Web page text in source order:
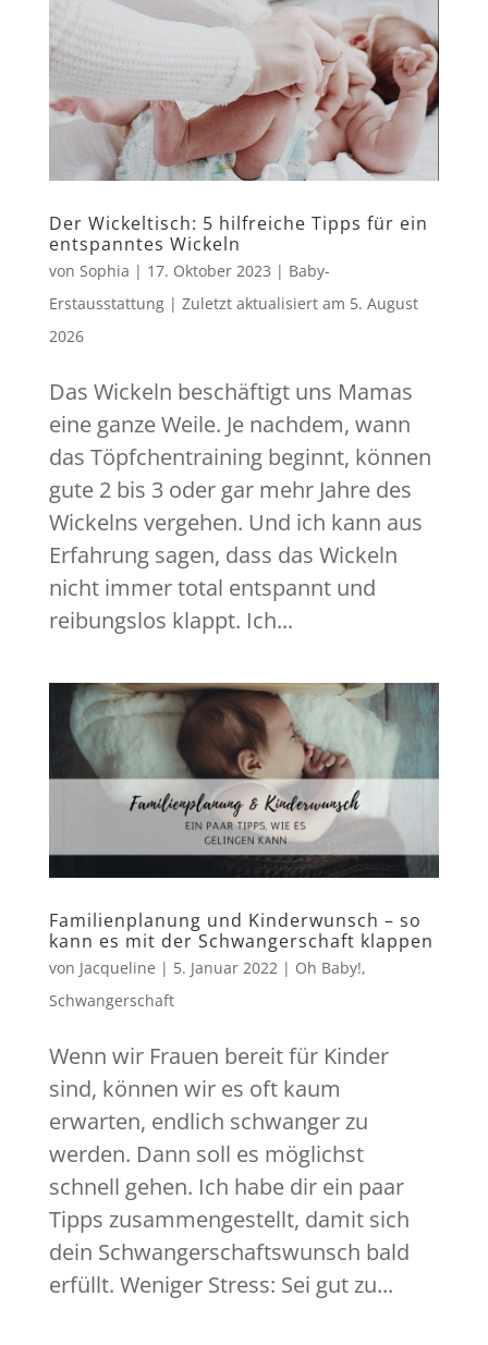
Der Wickeltisch: 5 hilfreiche Tipps für ein
entspanntes Wickeln
von Sophia | 17. Oktober 2023 | Baby-
Erstausstattung| Zuletzt aktualisiert am 5. August
2026
Das Wickeln beschäftigt uns Mamas
eine ganze Weile. Je nachdem, wann
das Töpfchentraining beginnt, können
gute 2 bis 3 oder gar mehr Jahre des
Wickelns vergehen. Und ich kann aus
Erfahrung sagen, dass das Wickeln
nicht immer total entspannt und
reibungslos klappt. Ich...
Familienplanung und Kinderwunsch – so
kann es mit der Schwangerschaft klappen
von Jacqueline | 5. Januar 2022| Oh Baby!,
Schwangerschaft
Wenn wir Frauen bereit für Kinder
sind, können wir es oft kaum
erwarten, endlich schwanger zu
werden. Dann soll es möglichst
schnell gehen. Ich habe dir ein paar
Tipps zusammengestellt, damit sich
dein Schwangerschaftswunsch bald
erfüllt. Weniger Stress: Sei gut zu...